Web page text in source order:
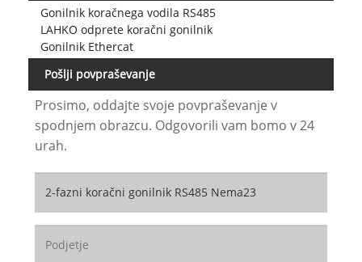
Gonilnik koračnega vodila RS485
LAHKO odprete koračni gonilnik
Gonilnik Ethercat
Pošlji povpraševanje
Prosimo, oddajte svoje povpraševanje v
spodnjem obrazcu. Odgovorili vam bomo v 24
urah.